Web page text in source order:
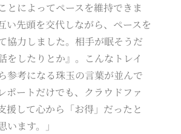
とによってペースを維持できま
い先頭を交代しながら、ペースを
協力しました。相手が眠そうだ
をしたりとか』。こんなトレイ
参考になる珠玉の言葉が並んで
ポートだけでも、クラウドファ
援して心から「お得」だったと
います。」